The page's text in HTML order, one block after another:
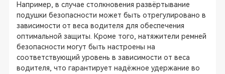
Например, в случае столкновения развёртывание
подушки безопасности может быть отрегулировано в
зависимости от веса водителя для обеспечения
оптимальной защиты. Кроме того, натяжители ремней
безопасности могут быть настроены на
соответствующий уровень в зависимости от веса
водителя, что гарантирует надёжное удержание во